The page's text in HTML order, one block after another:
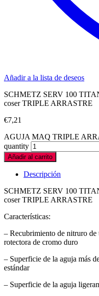
Añadir a la lista de deseos
SCHMETZ SERV 100
coser TRIPLE ARRASTRE
€7,21
AGUJA MAQ TRIPLE
quantity
Añadir al carrito
Descripción
SCHMETZ SERV 100
coser TRIPLE ARRASTRE
Características:
– Recubrimiento de nitruro de
rotectora de cromo duro
– Superficie de la aguja más
estándar
– Superficie de la aguja